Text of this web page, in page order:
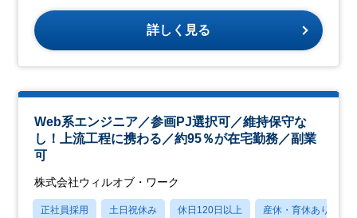
詳しく見る
Web系エンジニア／参画PJ選択可／維持保守な
し！上流工程に携わる／約95％が在宅勤務／副業
可
株式会社ウィルオブ・ワーク
正社員採用 土日祝休み 休日120日以上 産休・育休あり